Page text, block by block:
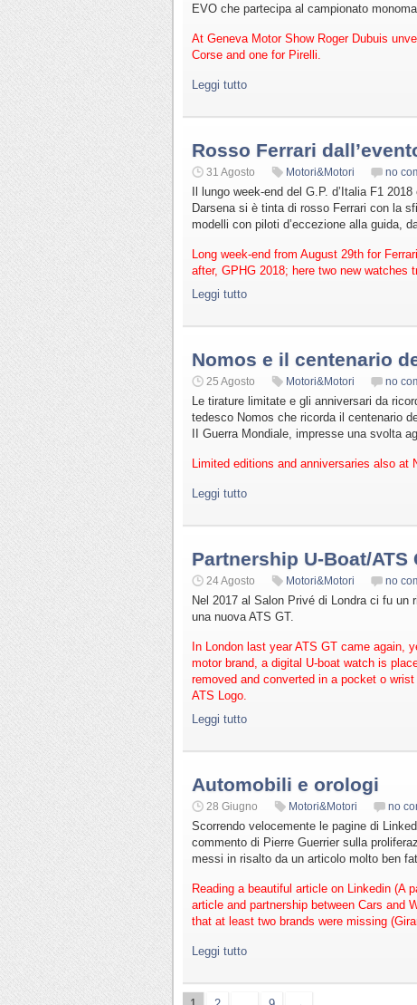
EVO che partecipa al campionato
At Geneva Motor Show Roger Dubuis
Corse and one for Pirelli.
Leggi tutto
Rosso Ferrari
31 Agosto Motori&Motori no
Il lungo week-end del G.P. d’Italia F1
Darsena si è tinta di rosso Ferrari con la
modelli con piloti d’eccezione alla guida,
Long week-end from August 29th for
after, GPHG 2018; here two new watches
Leggi tutto
Nomos e il centenario
25 Agosto Motori&Motori no
Le tirature limitate e gli anniversari da
tedesco Nomos che ricorda il centenario
II Guerra Mondiale, impresse una svolta
Limited editions and anniversaries also at
Leggi tutto
Partnership U-Boat/ATS
24 Agosto Motori&Motori no
Nel 2017 al Salon Privé di Londra ci fu un
una nuova ATS GT.
In London last year ATS GT came again,
motor brand, a digital U-boat watch is
removed and converted in a pocket o
ATS Logo.
Leggi tutto
Automobili e orologi
28 Giugno Motori&Motori no
Scorrendo velocemente le pagine di
commento di Pierre Guerrier sulla
messi in risalto da un articolo molto ben
Reading a beautiful article on Linkedin (A
article and partnership between Cars and
that at least two brands were missing
Leggi tutto